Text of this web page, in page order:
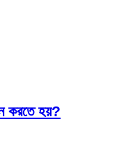
করতে হয়?